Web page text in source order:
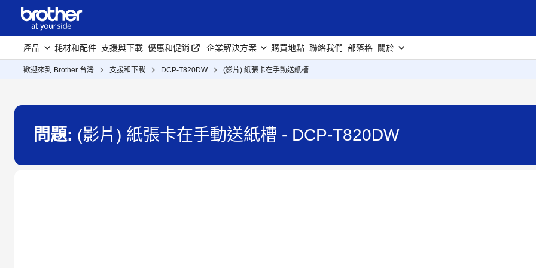
產品 耗材和配件 支援與下載 優惠和促銷 企業解決方案 購買地點 聯絡我們 部落格 關於
歡迎來到 Brother 台灣 支援和下載 DCP-T820DW (影片) 紙張卡在手動送紙槽
問題: (影片) 紙張卡在手動送紙槽 - DCP-T820DW